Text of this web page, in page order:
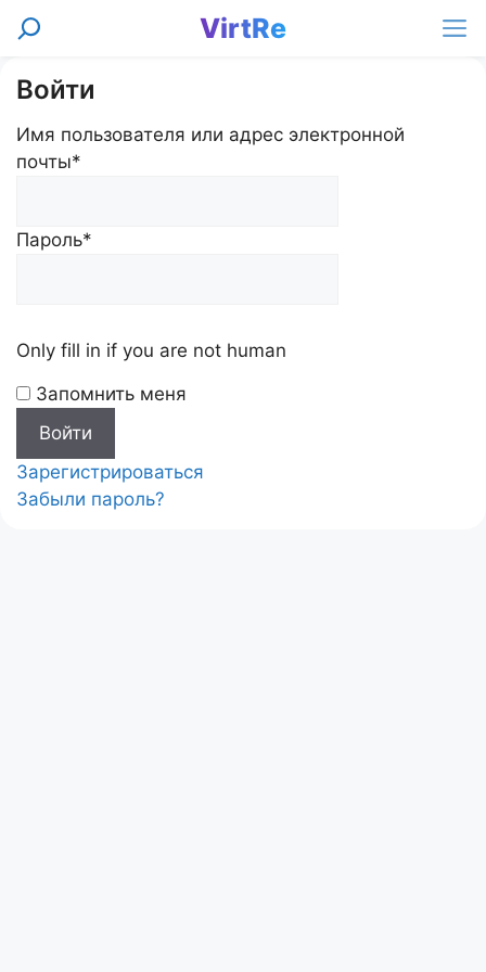
Перейти
VirtRe
Поиск
Войти
Имя пользователя или адрес электронной
почты*
Пароль*
Only fill in if you are not human
Запомнить меня
Зарегистрироваться
Забыли пароль?